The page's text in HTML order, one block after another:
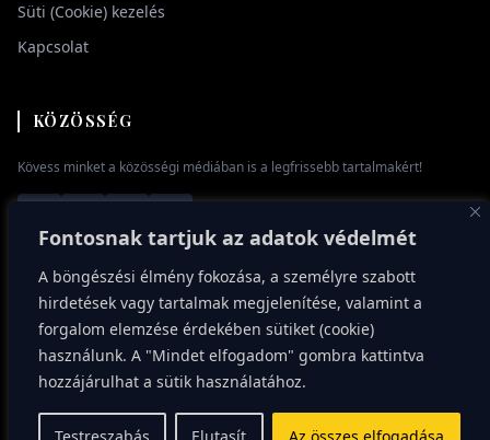
Fontosnak tartjuk az adatok védelmét
A böngészési élmény fokozása, a személyre szabott
hirdetések vagy tartalmak megjelenítése, valamint a
forgalom elemzése érdekében sütiket (cookie)
használunk. A "Mindet elfogadom" gombra kattintva
hozzájárulhat a sütik használatához.
Süti (Cookie) kezelés
Kapcsolat
KÖZÖSSÉG
Kövess minket a közösségi médiában is a legfrissebb tartalmakért!
© 2026 Egee.hu - Minden jog fenntartva.